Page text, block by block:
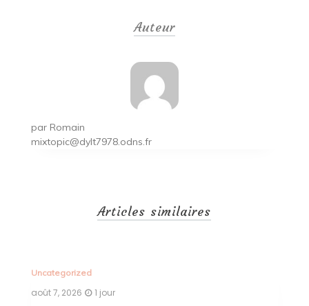
Auteur
par Romain
mixtopic@dylt7978.odns.fr
Articles similaires
Uncategorized
août 7, 2026 1 jour